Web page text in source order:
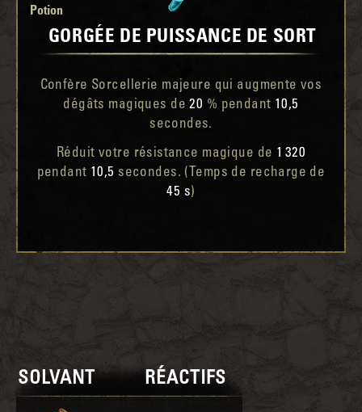
Potion
GORGÉE DE PUISSANCE DE SORT
Confère Sorcellerie majeure qui augmente vos
dégâts magiques de20 % pendant 10,5
secondes.
Réduit votre résistance magique de 1 320
pendant 10,5 secondes. (Temps de recharge de
45 s)
SOLVANT RÉACTIFS